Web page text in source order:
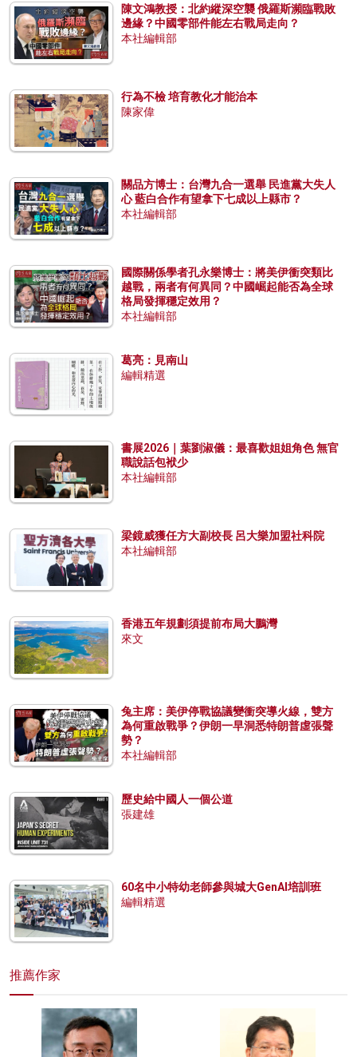
陳文鴻教授：北約縱深空襲 俄羅斯瀕臨戰敗
邊緣？中國零部件能左右戰局走向？
本社編輯部
行為不檢 培育教化才能治本
陳家偉
關品方博士：台灣九合一選舉 民進黨大失人
心 藍白合作有望拿下七成以上縣市？
本社編輯部
國際關係學者孔永樂博士：將美伊衝突類比
越戰，兩者有何異同？中國崛起能否為全球
格局發揮穩定效用？
本社編輯部
葛亮：見南山
編輯精選
書展2026｜葉劉淑儀：最喜歡姐姐角色 無官
職說話包袱少
本社編輯部
梁鏡威獲任方大副校長 呂大樂加盟社科院
本社編輯部
香港五年規劃須提前布局大鵬灣
來文
兔主席：美伊停戰協議變衝突導火線，雙方
為何重啟戰爭？伊朗一早洞悉特朗普虛張聲
勢？
本社編輯部
歷史給中國人一個公道
張建雄
60名中小特幼老師參與城大GenAI培訓班
編輯精選
推薦作家